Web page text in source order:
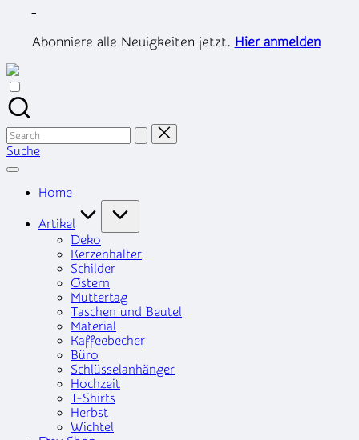
content
-
Abonniere alle Neuigkeiten jetzt. Hier anmelden
Search
for:
Suche
Home
Artikel
Deko
Kerzenhalter
Schilder
Ostern
Muttertag
Taschen und Beutel
Material
Kaffeebecher
Büro
Schlüsselanhänger
Hochzeit
T-Shirts
Herbst
Wichtel